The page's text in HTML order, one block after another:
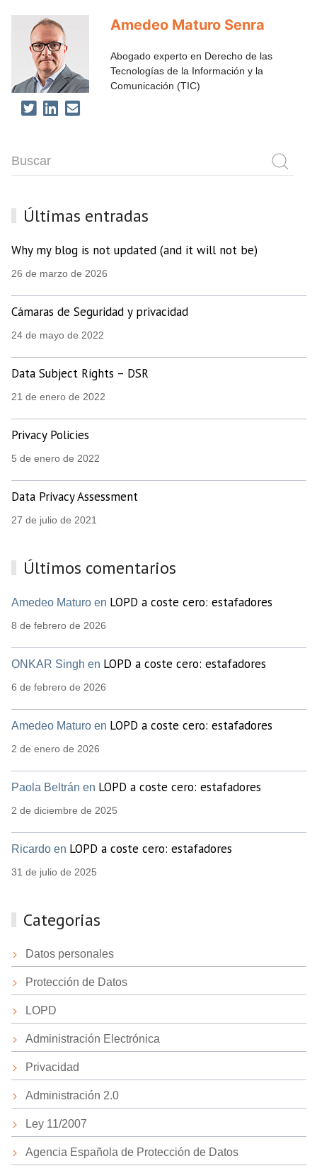
Amedeo Maturo Senra
Abogado experto en Derecho de las
Tecnologías de la Información y la
Comunicación (TIC)
Últimas entradas
Why my blog is not updated (and it will not be)
26 de marzo de 2026
Cámaras de Seguridad y privacidad
24 de mayo de 2022
Data Subject Rights – DSR
21 de enero de 2022
Privacy Policies
5 de enero de 2022
Data Privacy Assessment
27 de julio de 2021
Últimos comentarios
Amedeo Maturo en LOPD a coste cero: estafadores
8 de febrero de 2026
ONKAR Singh en LOPD a coste cero: estafadores
6 de febrero de 2026
Amedeo Maturo en LOPD a coste cero: estafadores
2 de enero de 2026
Paola Beltrán en LOPD a coste cero: estafadores
2 de diciembre de 2025
Ricardo en LOPD a coste cero: estafadores
31 de julio de 2025
Categorias
Datos personales
Protección de Datos
LOPD
Administración Electrónica
Privacidad
Administración 2.0
Ley 11/2007
Agencia Española de Protección de Datos